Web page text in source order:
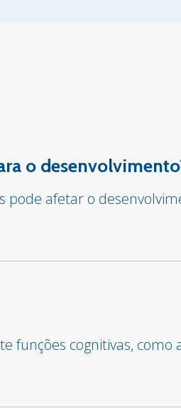
o
pode afetar o
funções cognitivas, como